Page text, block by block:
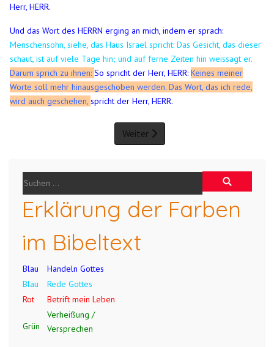
Herr, HERR.
Und das Wort des HERRN erging an mich, indem er sprach:
Menschensohn, siehe, das Haus Israel spricht: Das Gesicht, das dieser
schaut, ist auf viele Tage hin; und auf ferne Zeiten hin weissagt er.
Darum sprich zu ihnen:So spricht der Herr, HERR: Keines meiner
Worte soll mehr hinausgeschoben werden. Das Wort, das ich rede,
wird auch geschehen,spricht der Herr, HERR.
Weiter
Erklärung der Farben
im Bibeltext
Blau
Handeln Gottes
Blau
Rede Gottes
Rot
Betrift mein Leben
Grün
Verheißung /
Versprechen